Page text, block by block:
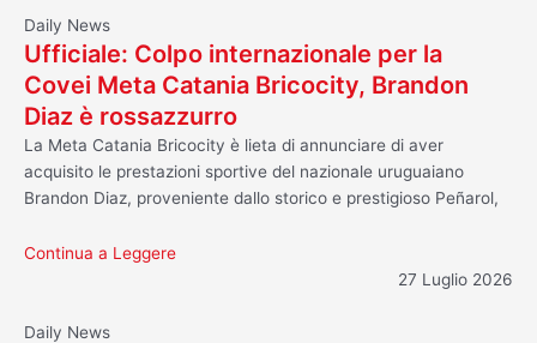
Daily News
Ufficiale: Colpo internazionale per la
Covei Meta Catania Bricocity, Brandon
Diaz è rossazzurro
La Meta Catania Bricocity è lieta di annunciare di aver
acquisito le prestazioni sportive del nazionale uruguaiano
Brandon Diaz, proveniente dallo storico e prestigioso Peñarol,
Continua a Leggere
27 Luglio 2026
Daily News